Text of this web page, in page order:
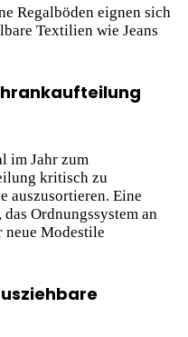
Regalböden eignen sich
Textilien wie Jeans
im Jahr zum
kritisch zu
auszusortieren. Eine
Ordnungssystem an
neue Modestile